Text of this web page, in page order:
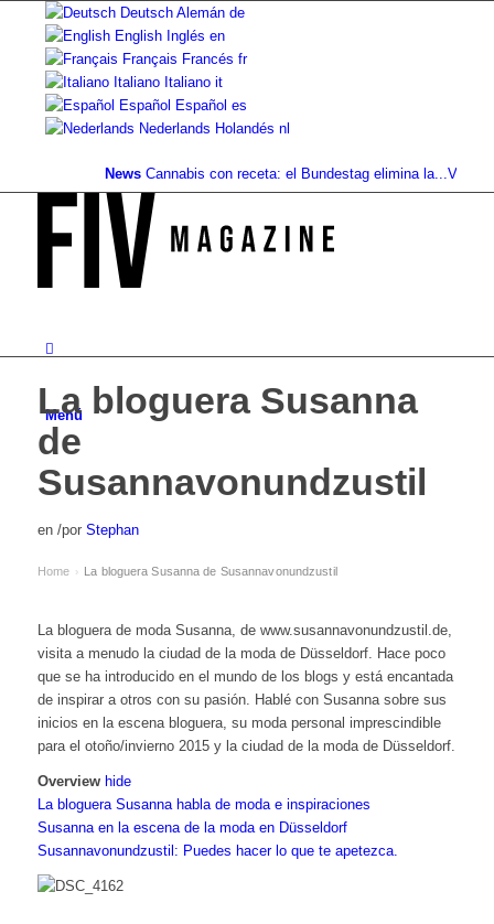
Deutsch Alemán de
English Inglés en
Français Francés fr
Italiano Italiano it
Español Español es
Nederlands Holandés nl
News Cannabis con receta: el Bundestag elimina la...Valor del
Menú
La bloguera Susanna
de
Susannavonundzustil
en /por Stephan
Home › La bloguera Susanna de Susannavonundzustil
La bloguera de moda Susanna, de www.susannavonundzustil.de,
visita a menudo la ciudad de la moda de Düsseldorf. Hace poco
que se ha introducido en el mundo de los blogs y está encantada
de inspirar a otros con su pasión. Hablé con Susanna sobre sus
inicios en la escena bloguera, su moda personal imprescindible
para el otoño/invierno 2015 y la ciudad de la moda de Düsseldorf.
Overview hide
La bloguera Susanna habla de moda e inspiraciones
Susanna en la escena de la moda en Düsseldorf
Susannavonundzustil: Puedes hacer lo que te apetezca.